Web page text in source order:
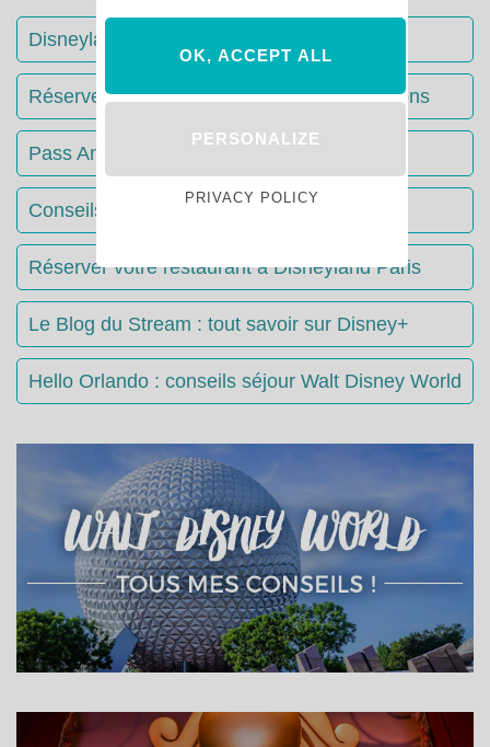
Disneyland Paris : Le guide complet
Réserver votre séjour : toutes les informations
Pass Annuels Disney : informations
Conseils & Astuces Disneyland Paris
Réserver votre restaurant à Disneyland Paris
Le Blog du Stream : tout savoir sur Disney+
Hello Orlando : conseils séjour Walt Disney World
OK, ACCEPT ALL
PERSONALIZE
PRIVACY POLICY